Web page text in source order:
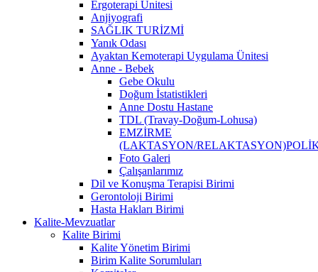
Ergoterapi Ünitesi
Anjiyografi
SAĞLIK TURİZMİ
Yanık Odası
Ayaktan Kemoterapi Uygulama Ünitesi
Anne - Bebek
Gebe Okulu
Doğum İstatistikleri
Anne Dostu Hastane
TDL (Travay-Doğum-Lohusa)
EMZİRME
(LAKTASYON/
Foto Galeri
Çalışanlarımız
Dil ve Konuşma Terapisi Birimi
Gerontoloji Birimi
Hasta Hakları Birimi
Kalite-Mevzuatlar
Kalite Birimi
Kalite Yönetim Birimi
Birim Kalite Sorumluları